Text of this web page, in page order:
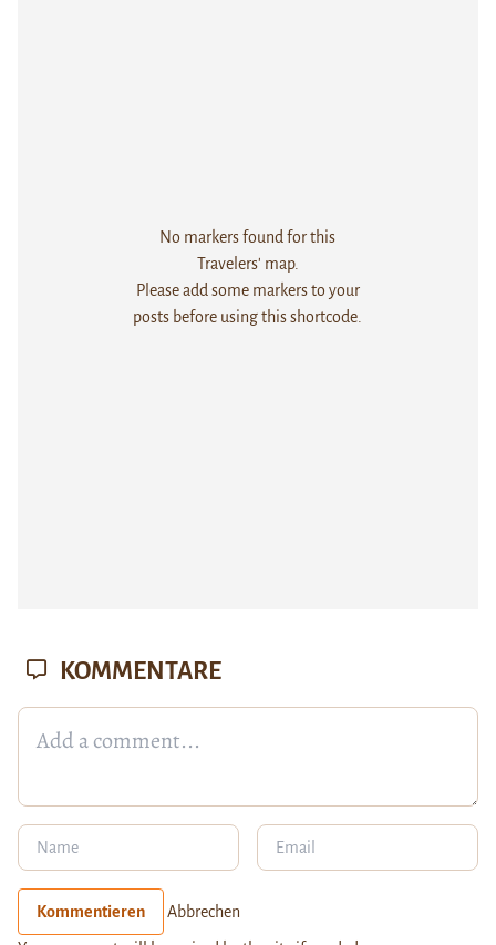
No markers found for this
Travelers' map.
Please add some markers to your
posts before using this shortcode.
KOMMENTARE
Kommentieren Abbrechen